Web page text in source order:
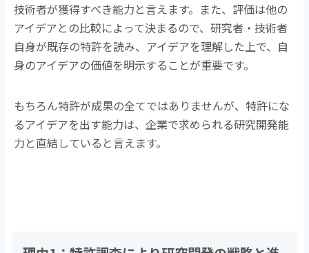
技術者が獲得すべき能力と言えます。また、評価は他の
アイデアとの比較によって決まるので、研究者・技術者
自身が既存の特許を読み、アイデアを理解した上で、自
身のアイデアの価値を明示することが重要です。
もちろん特許が成果の全てではありませんが、特許にな
るアイデアを出す能力は、企業で求められる研究開発能
力と直結していると言えます。